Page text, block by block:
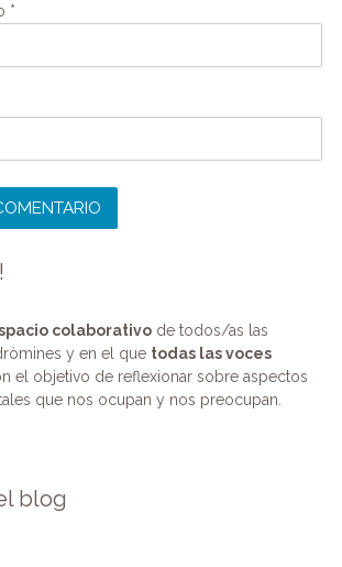
*
colaborativode todos/as las
y en el que todas las voces
el objetivo de reflexionar sobre aspectos
que nos ocupan y nos preocupan.
blog